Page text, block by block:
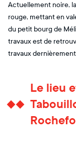
Actuellement noire,
rouge, mettant en
du petit bourg de
travaux est de
travaux dernièrement
Le lieu